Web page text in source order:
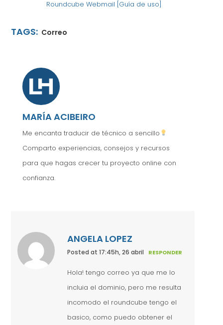
Roundcube Webmail [Guía de uso]
TAGS: Correo
MARÍA ACIBEIRO
Me encanta traducir de técnico a sencillo
Comparto experiencias, consejos y recursos
para que hagas crecer tu proyecto online con
confianza.
ANGELA LOPEZ
Posted at 17:45h, 26 abril RESPONDER
Hola! tengo correo ya que me lo
incluia el dominio, pero me resulta
incomodo el roundcube tengo el
basico, como puedo obtener el